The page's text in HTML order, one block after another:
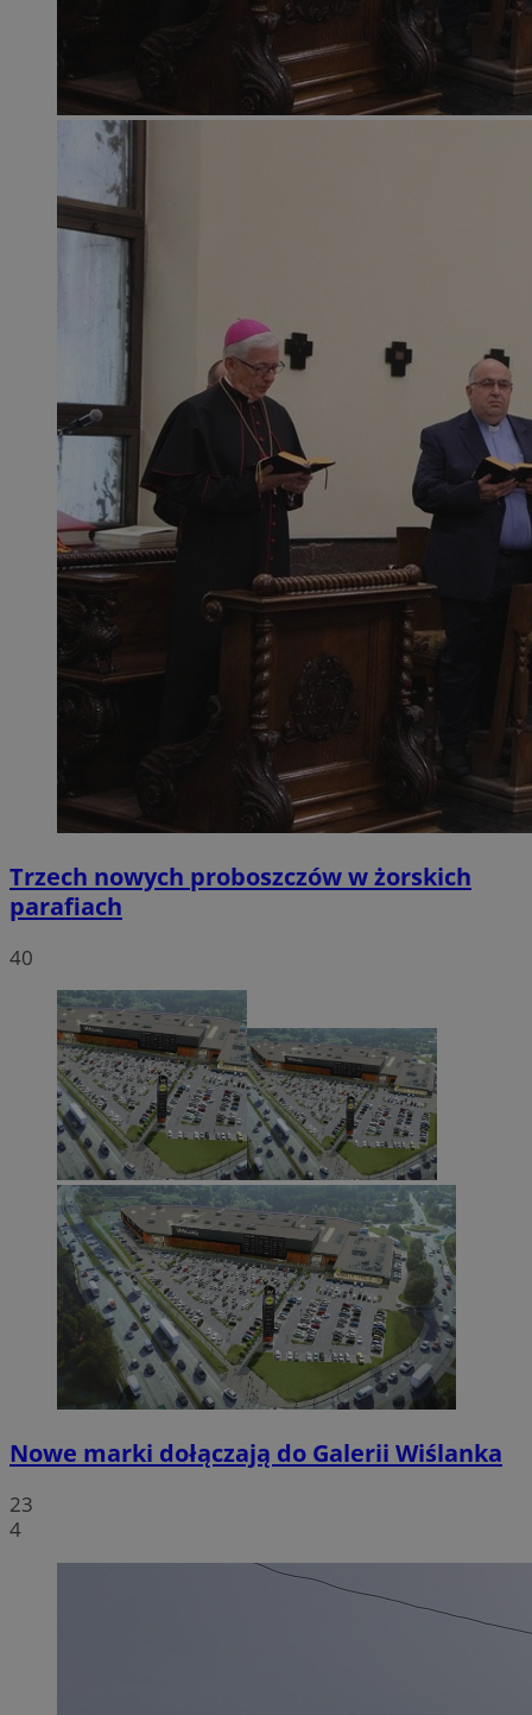
Trzech nowych proboszczów w żorskich
parafiach
40
Nowe marki dołączają do Galerii Wiślanka
23
4